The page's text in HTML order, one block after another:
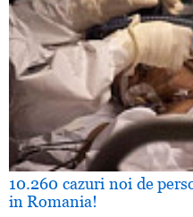
10.260 cazuri noi de
in Romania!